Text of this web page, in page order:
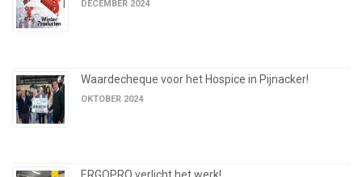
DECEMBER 2024
Waardecheque voor het Hospice in Pijnacker!
OKTOBER 2024
ERGOPRO verlicht het werk!